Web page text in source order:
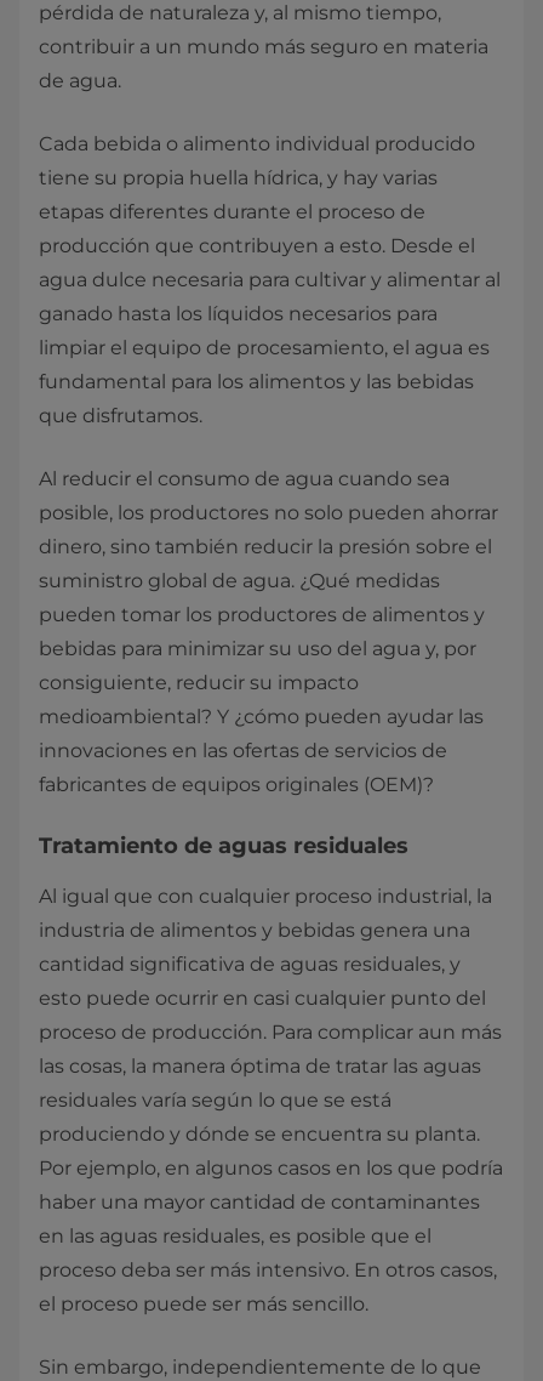
pérdida de naturaleza y, al mismo tiempo,
contribuir a un mundo más seguro en materia
de agua.
Cada bebida o alimento individual producido
tiene su propia huella hídrica, y hay varias
etapas diferentes durante el proceso de
producción que contribuyen a esto. Desde el
agua dulce necesaria para cultivar y alimentar al
ganado hasta los líquidos necesarios para
limpiar el equipo de procesamiento, el agua es
fundamental para los alimentos y las bebidas
que disfrutamos.
Al reducir el consumo de agua cuando sea
posible, los productores no solo pueden ahorrar
dinero, sino también reducir la presión sobre el
suministro global de agua. ¿Qué medidas
pueden tomar los productores de alimentos y
bebidas para minimizar su uso del agua y, por
consiguiente, reducir su impacto
medioambiental? Y ¿cómo pueden ayudar las
innovaciones en las ofertas de servicios de
fabricantes de equipos originales (OEM)?
Tratamiento de aguas residuales
Al igual que con cualquier proceso industrial, la
industria de alimentos y bebidas genera una
cantidad significativa de aguas residuales, y
esto puede ocurrir en casi cualquier punto del
proceso de producción. Para complicar aun más
las cosas, la manera óptima de tratar las aguas
residuales varía según lo que se está
produciendo y dónde se encuentra su planta.
Por ejemplo, en algunos casos en los que podría
haber una mayor cantidad de contaminantes
en las aguas residuales, es posible que el
proceso deba ser más intensivo. En otros casos,
el proceso puede ser más sencillo.
Sin embargo, independientemente de lo que